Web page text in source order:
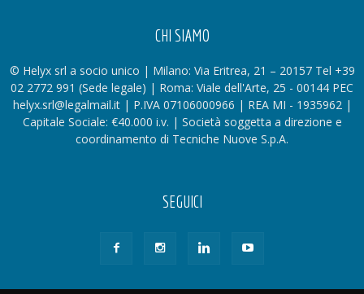
CHI SIAMO
© Helyx srl a socio unico | Milano: Via Eritrea, 21 – 20157 Tel +39
02 2772 991 (Sede legale) | Roma: Viale dell'Arte, 25 - 00144 PEC
helyx.srl@legalmail.it | P.IVA 07106000966 | REA MI - 1935962 |
Capitale Sociale: €40.000 i.v. | Società soggetta a direzione e
coordinamento di Tecniche Nuove S.p.A.
SEGUICI